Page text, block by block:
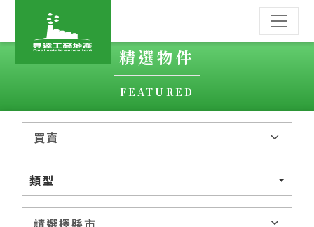
精選物件
FEATURED
類型